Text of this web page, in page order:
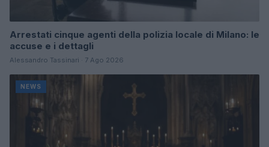
Arrestati cinque agenti della polizia locale di Milano: le
accuse e i dettagli
Alessandro Tassinari · 7 Ago 2026
NEWS